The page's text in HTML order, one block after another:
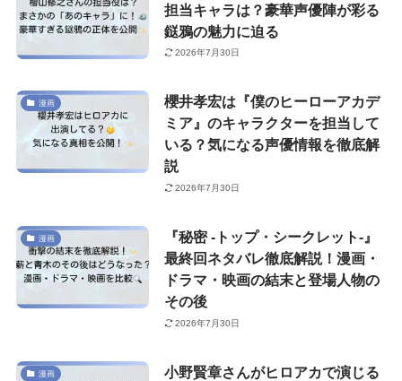
担当キャラは？豪華声優陣が彩る
鎹鴉の魅力に迫る
2026年7月30日
漫画
櫻井孝宏は『僕のヒーローアカデ
ミア』のキャラクターを担当して
いる？気になる声優情報を徹底解
説
2026年7月30日
漫画
『秘密 -トップ・シークレット-』
最終回ネタバレ徹底解説！漫画・
ドラマ・映画の結末と登場人物の
その後
2026年7月30日
漫画
小野賢章さんがヒロアカで演じる